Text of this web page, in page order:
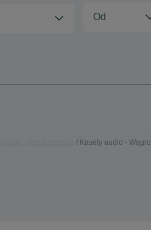
Kasety audio -